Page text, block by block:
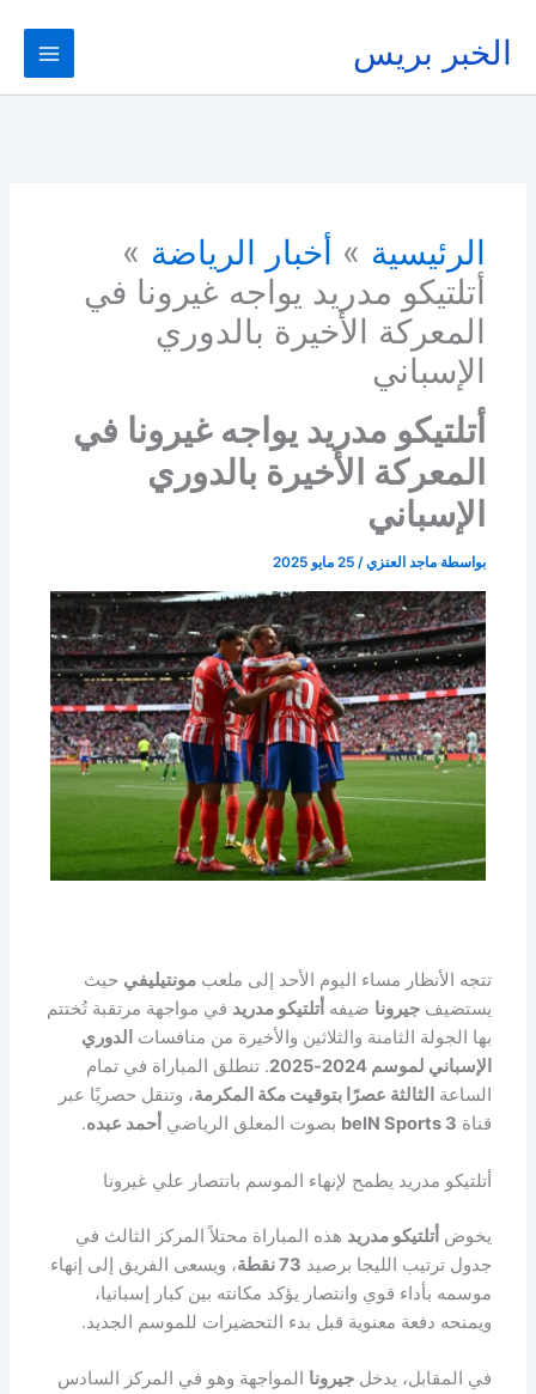
المحتوى
الخبر بريس
الرئيسية
أخبار الرياضة
أتلتيكو مدريد يواجه غيرونا في
المعركة الأخيرة بالدوري
الإسباني
أتلتيكو مدريد يواجه غيرونا في
المعركة الأخيرة بالدوري
الإسباني
بواسطة ماجد العنزي/25 مايو 2025
تتجه الأنظار مساء اليوم الأحد إلى ملعبمونتيليفي حيث
يستضيفجيرونا ضيفه أتلتيكو مدريد في مواجهة مرتقبة تُختتم
بها الجولة الثامنة والثلاثين والأخيرة من منافسات الدوري
الإسباني لموسم 2024-2025
. تنطلق المباراة في تمام
الساعة الثالثة عصرًا بتوقيت مكة المكرمة، وتنقل حصريًا عبر
قناة beIN Sports 3 بصوت المعلق الرياضي أحمد عبده.
أتلتيكو مدريد يطمح لإنهاء الموسم بانتصار علي غيرونا
يخوض أتلتيكو مدريد هذه المباراة محتلاً المركز الثالث في
جدول ترتيب الليجا برصيد 73 نقطة
، ويسعى الفريق إلى إنهاء
موسمه بأداء قوي وانتصار يؤكد مكانته بين كبار إسبانيا،
ويمنحه دفعة معنوية قبل بدء التحضيرات للموسم الجديد.
في المقابل، يدخلجيرونا المواجهة وهو في المركز السادس